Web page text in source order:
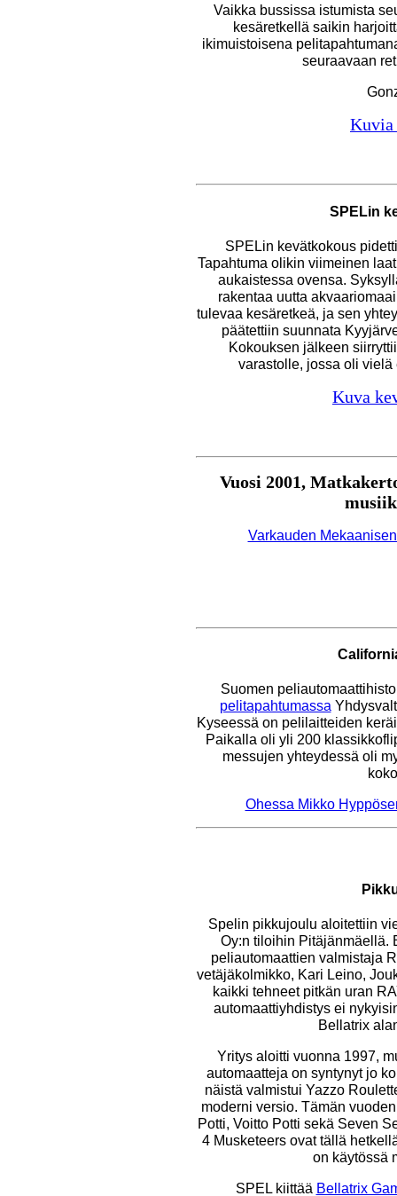
Vaikka bussissa istumista
kesäretkellä saikin
ikimuistoisena
seuraavaan
Kuvia
SPELin
SPELin kevätkokous
Tapahtuma olikin viimeinen
aukaistessa ovensa.
rakentaa uutta
tulevaa kesäretkeä, ja sen
päätettiin suunnata
Kokouksen jälkeen
varastolle, jossa oli
Kuva
Vuosi 2001,
Varkauden
Suomen
pelitapahtumassa
Kyseessä on pelilaitteiden
Paikalla oli yli 200
messujen yhteydessä oli
Ohessa Mikko
Spelin pikkujoulu aloitettiin
Oy:n tiloihin Pitäjänmäellä.
peliautomaattien valmistaja
vetäjäkolmikko, Kari Leino,
kaikki tehneet pitkän uran
automaattiyhdistys ei
Bellatrix
Yritys aloitti vuonna 1997,
automaatteja on syntynyt jo
näistä valmistui Yazzo
moderni versio. Tämän
Potti, Voitto Potti sekä Seven
4 Musketeers ovat tällä
on käytössä
SPEL kiittää Bellatrix